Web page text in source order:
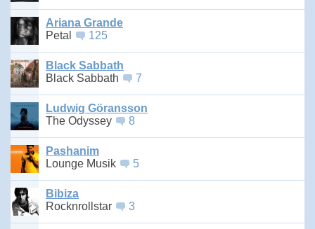
Ariana Grande
Petal
125
Black Sabbath
Black Sabbath
7
Ludwig Göransson
The Odyssey
8
Pashanim
Lounge Musik
5
Bibiza
Rocknrollstar
3